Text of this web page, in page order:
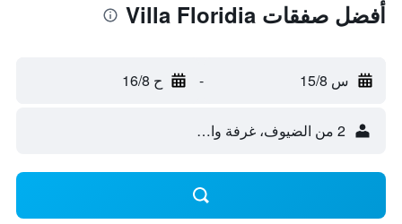
أفضل صفقات Villa Floridia
س 15/8 - ح 16/8
2 من الضيوف، غرفة واحدة